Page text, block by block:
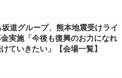
道グループ、熊本地震受けライ
実施「今後も復興のお力になれ
ていきたい」【会場一覧】